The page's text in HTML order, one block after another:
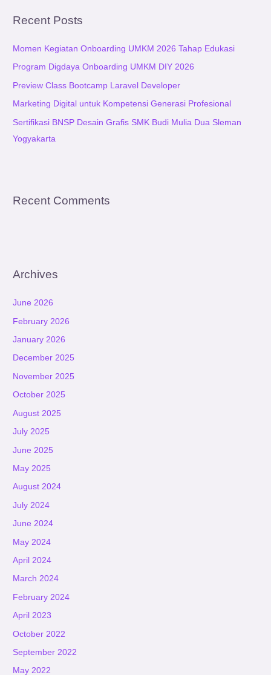
c
f
o
r
:
Recent Posts
Momen Kegiatan Onboarding UMKM 2026 Tahap Edukasi
Program Digdaya Onboarding UMKM DIY 2026
Preview Class Bootcamp Laravel Developer
Marketing Digital untuk Kompetensi Generasi Profesional
Sertifikasi BNSP Desain Grafis SMK Budi Mulia Dua Sleman
Yogyakarta
Recent Comments
Archives
June 2026
February 2026
January 2026
December 2025
November 2025
October 2025
August 2025
July 2025
June 2025
May 2025
August 2024
July 2024
June 2024
May 2024
April 2024
March 2024
February 2024
April 2023
October 2022
September 2022
May 2022